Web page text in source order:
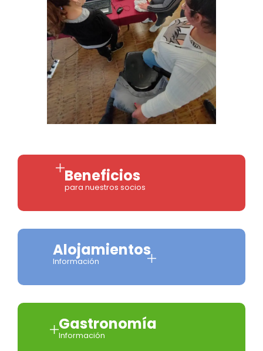
Beneficios
para nuestros socios
Alojamientos
Información
Gastronomía
Información